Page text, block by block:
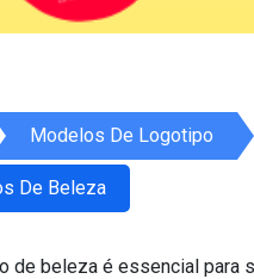
Modelos De Logotipo
De Beleza
de beleza é essencial para